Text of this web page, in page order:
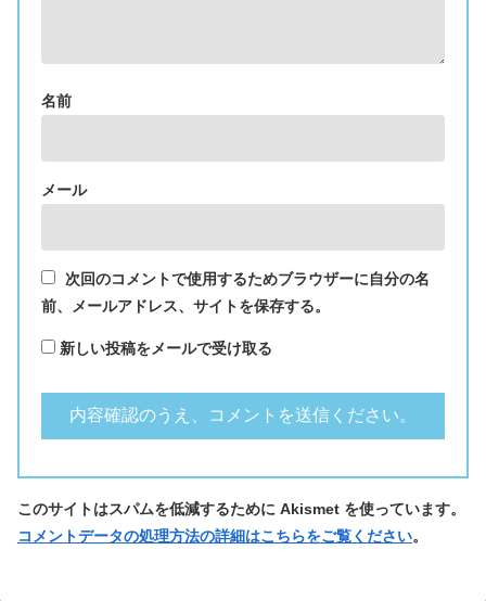
名前
メール
次回のコメントで使用するためブラウザーに自分の名
前、メールアドレス、サイトを保存する。
新しい投稿をメールで受け取る
このサイトはスパムを低減するために Akismet を使っています。
コメントデータの処理方法の詳細はこちらをご覧ください。